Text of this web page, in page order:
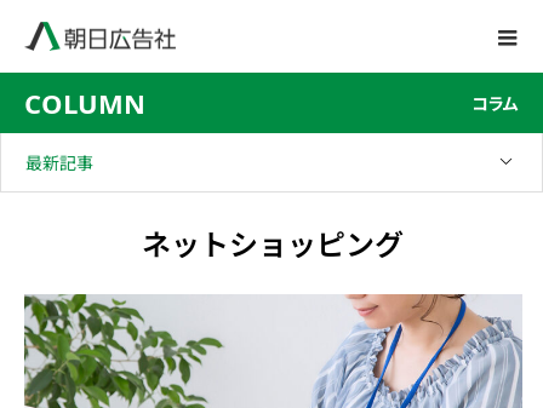
COLUMN コラム
最新記事
ネットショッピング